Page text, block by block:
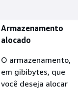
Armazenamento
alocado
O armazenamento,
em gibibytes, que
você deseja alocar